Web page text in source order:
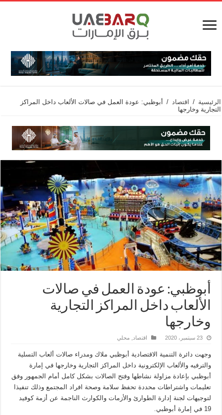
الرئيسية / اقتصاد / أبوظبي: عودة العمل في صالات الألعاب داخل المراكز
التجارية وخارجها
أبوظبي: عودة العمل في صالات
الألعاب داخل المراكز التجارية
وخارجها
23 سبتمبر، 2020 اقتصاد محلي
وجهت دائرة التنمية الاقتصادية أبوظبي ملاك ومدراء صالات ألعاب التسلية
والترفيه والألعاب الإلكترونية داخل المراكز التجارية وخارجها في إمارة
أبوظبي بإعادة مزاولة نشاطها وفتح الصالات بشكل كامل أمام الجمهور وفق
تعليمات واشتراطات محددة تحفظ سلامة وصحة افراد المجتمع وذلك تنفيذا
لتوجيهات لجنة إدارة الطوارئ والأزمات والكوارث الناجمة عن أزمة كوفيد
19 في إمارة أبوظبي.